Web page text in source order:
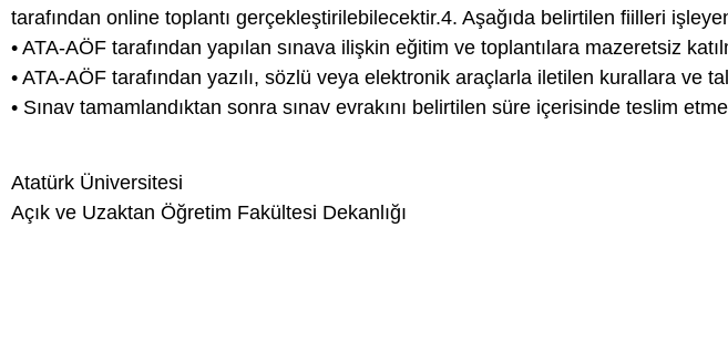
tarafından online toplantı gerçekleştirilebilecektir.4. Aşağıda belirtilen fiilleri
• ATA-AÖF tarafından yapılan sınava ilişkin eğitim ve toplantılara mazeretsiz
• ATA-AÖF tarafından yazılı, sözlü veya elektronik araçlarla iletilen kurallara ve
• Sınav tamamlandıktan sonra sınav evrakını belirtilen süre içerisinde teslim
Atatürk Üniversitesi
Açık ve Uzaktan Öğretim Fakültesi Dekanlığı